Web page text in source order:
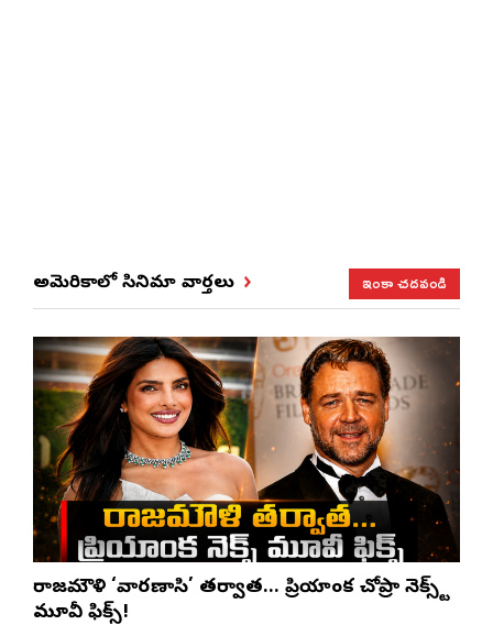
అమెరికాలో సినిమా వార్తలు ఇంకా చదవండి
రాజమౌళి ‘వారణాసి’ తర్వాత… ప్రియాంక చోప్రా నెక్స్ట్
మూవీ ఫిక్స్!